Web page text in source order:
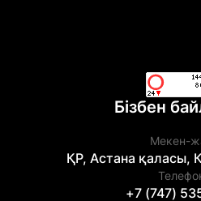
Бізбен
Мекен-
ҚР, Астана қаласы,
+7 (747)